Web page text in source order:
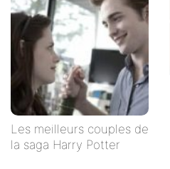
Les meilleurs couples de
la saga Harry Potter